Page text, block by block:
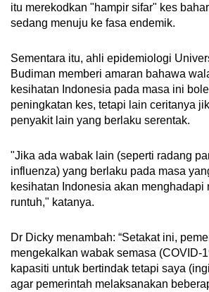
itu merekodkan "hampir sifar" kes
sedang menuju ke fasa endemik.
Sementara itu, ahli epidemiologi
Budiman memberi amaran bahawa
kesihatan Indonesia pada masa ini
peningkatan kes, tetapi lain ceritanya
penyakit lain yang berlaku serentak.
"Jika ada wabak lain (seperti radang
influenza) yang berlaku pada masa
kesihatan Indonesia akan menghadapi
runtuh," katanya.
Dr Dicky menambah: “Setakat ini,
mengekalkan wabak semasa (COVID-
kapasiti untuk bertindak tetapi saya
agar pemerintah melaksanakan